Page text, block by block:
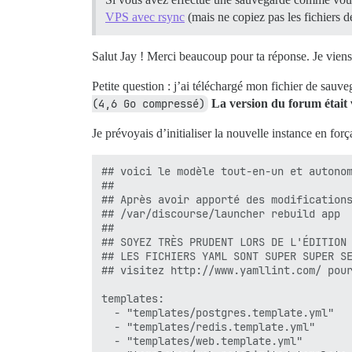
Building dependency tree...
Reading state information...
libcommon-sense-perl libio-pty-perl
libjson-xs-perl libllvm19 libtypes-
postgresql-client-common postgresql-
Use 'apt autoremove' to remove them.
The following packages will be REMOVED:
0 upgraded, 0 newly installed, 3 to
(Reading database ... 33951 files
Removing postgresql-15-pgvector (0.8.0-
Removing postgresql-15 (15.12-
invoke-rc.d: could not determine
update-alternatives: warning: forcing
Removing postgresql-client-15 (15.12-
Processing triggers for postgresql-
Building PostgreSQL dictionaries from
Removing obsolete dictionary files:
Purging configuration files for
Dropping cluster main...
VPS avec rsync (mais ne copiez pas les fichiers
Salut Jay ! Merci beaucoup pour ta réponse. Je
Petite question : j’ai téléchargé mon fichier de
(4,6 Go compressé) La version du forum était
Je prévoyais d’initialiser la nouvelle instance en
## voici le modèle tout-en-un et
##
## Après avoir apporté des
## /var/discourse/launcher rebuild app
##
## SOYEZ TRÈS PRUDENT LORS DE
## LES FICHIERS YAML SONT SUPER SUPER
## visitez http://www.yamllint.com/
templates:
  - "templates/postgres.template.yml"
  - "templates/redis.template.yml"
  - "templates/web.template.yml"